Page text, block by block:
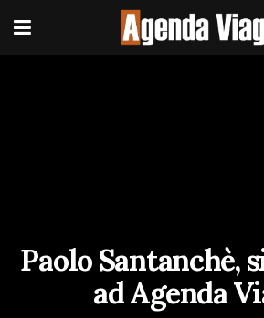
Paolo Santanchè,
ad Agenda